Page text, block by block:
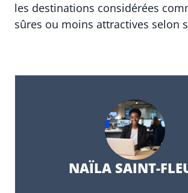
les destinations considérées
sûres ou moins attractives selon
NAÏLA SAINT-